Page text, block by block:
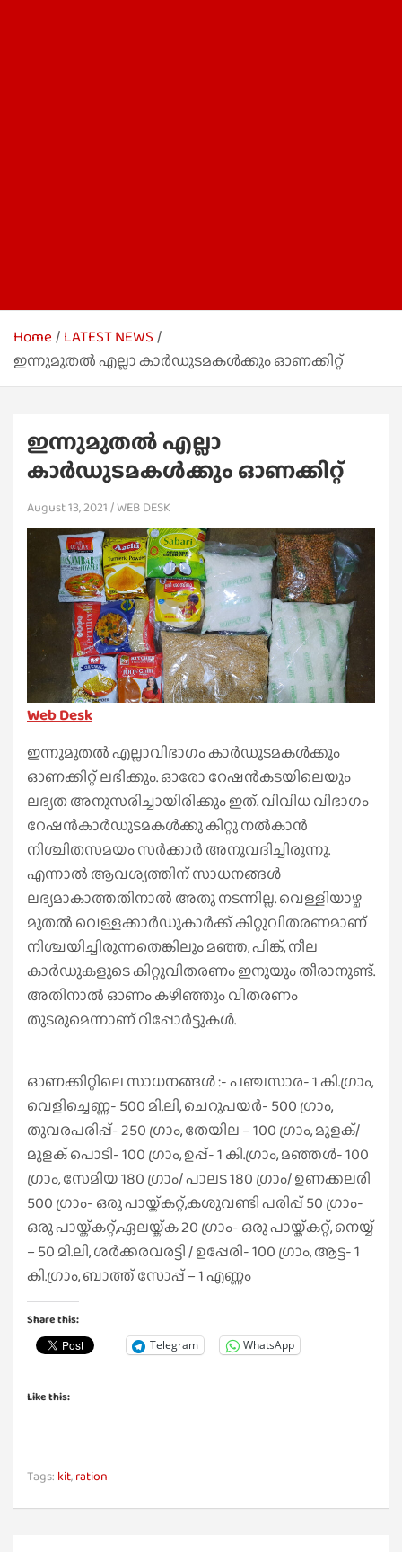
Home LATEST NEWS
ഇന്നുമുതൽ എല്ലാ കാർഡുടമകൾക്കും ഓണക്കിറ്റ്
ഇന്നുമുതൽ എല്ലാ
കാർഡുടമകൾക്കും ഓണക്കിറ്റ്
August 13, 2021 WEB DESK
Web Desk
ഇന്നുമുതൽ എല്ലാവിഭാ​ഗം കാർഡുടമകൾക്കും
ഓണക്കിറ്റ് ലഭിക്കും. ഓരോ റേഷൻകടയിലെയും
ലഭ്യത അനുസരിച്ചായിരിക്കും ഇത്. വിവിധ വിഭാ​ഗം
റേഷൻകാർഡുടമകൾക്കു കിറ്റു നൽകാൻ
നിശ്ചിതസമയം സർക്കാർ അനുവദിച്ചിരുന്നു.
എന്നാൽ ആവശ്യത്തിന് സാധനങ്ങൾ
ലഭ്യമാകാത്തതിനാൽ അതു നടന്നില്ല. വെള്ളിയാഴ്ച
മുതൽ വെള്ളക്കാർഡുകാർക്ക് കിറ്റുവിതരണമാണ്
നിശ്ചയിച്ചിരുന്നതെങ്കിലും മഞ്ഞ, പിങ്ക്, നീല
കാർഡുകളുടെ കിറ്റുവിതരണം ഇനുയും തീരാനുണ്ട്.
അതിനാൽ ഓണം കഴിഞ്ഞും വിതരണം
തുടരുമെന്നാണ് റിപ്പോർട്ടുകൾ.
ഓണക്കിറ്റിലെ സാധനങ്ങൾ :- പഞ്ചസാര- 1 കി.ഗ്രാം,
വെളിച്ചെണ്ണ- 500 മി.ലി, ചെറുപയർ- 500 ഗ്രാം,
തുവരപരിപ്പ്- 250 ഗ്രാം, തേയില – 100 ഗ്രാം, മുളക്/
മുളക് പൊടി- 100 ഗ്രാം, ഉപ്പ്- 1 കി.ഗ്രാം, മഞ്ഞൾ- 100
ഗ്രാം, സേമിയ 180 ഗ്രാം/ പാലട 180 ഗ്രാം/ ഉണക്കലരി
500 ഗ്രാം- ഒരു പായ്ക്കറ്റ്,കശുവണ്ടി പരിപ്പ് 50 ഗ്രാം-
ഒരു പായ്ക്കറ്റ്,ഏലയ്ക്ക 20 ഗ്രാം- ഒരു പായ്ക്കറ്റ്, നെയ്യ്
– 50 മി.ലി, ശർക്കരവരട്ടി / ഉപ്പേരി- 100 ഗ്രാം, ആട്ട- 1
കി.ഗ്രാം, ബാത്ത് സോപ്പ് – 1 എണ്ണം
Share this:
Telegram WhatsApp
Like this:
Tags: kit, ration